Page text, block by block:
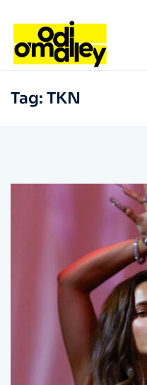
Tag: TKN